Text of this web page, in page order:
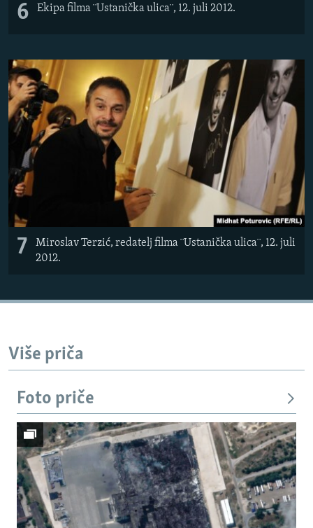
6 Ekipa filma ¨Ustanička ulica¨, 12. juli 2012.
7
Miroslav Terzić, redatelj filma ¨Ustanička ulica¨, 12. juli
2012.
Više priča
Foto priče